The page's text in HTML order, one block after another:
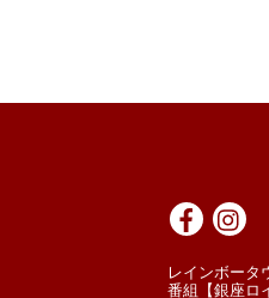
レインボータ
番組【銀座ロ